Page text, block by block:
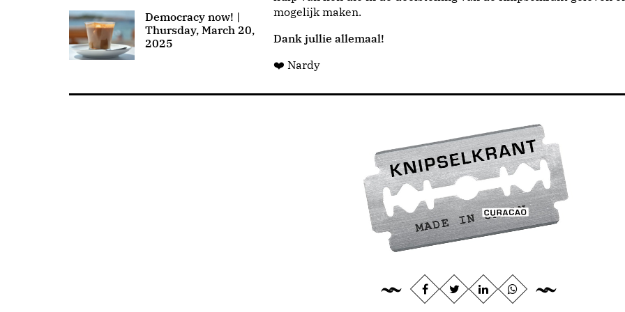
Democracy now! |
Thursday, March 20,
2025
mogelijk maken.
Dank jullie allemaal!
❤️ Nardy